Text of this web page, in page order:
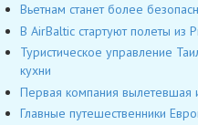
Вьетнам станет более
В AirBaltic стартуют полеты из
Туристическое управление
кухни
Первая компания вылетевшая
Главные путешественники